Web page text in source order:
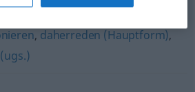
, daherreden (Hauptform),